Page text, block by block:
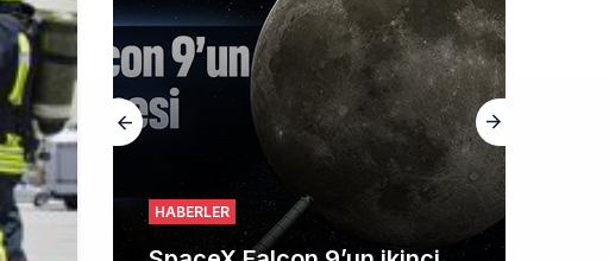
HABERLER